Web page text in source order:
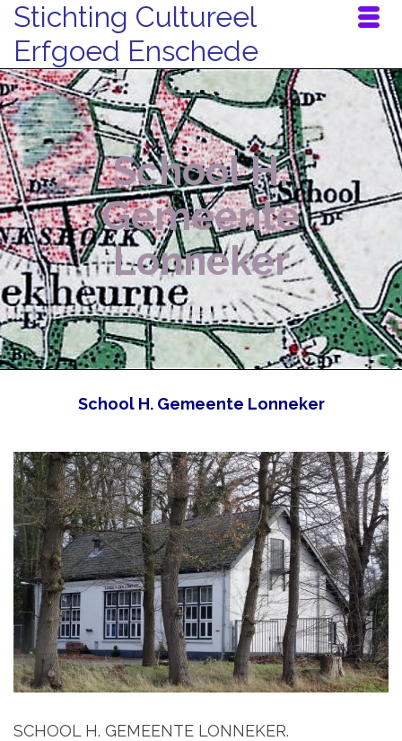
Stichting Cultureel
Erfgoed Enschede
School H.
Gemeente
Lonneker
School H. Gemeente Lonneker
SCHOOL H. GEMEENTE LONNEKER.